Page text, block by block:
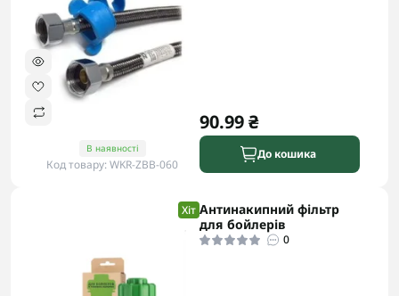
В наявності
Код товару: WKR-ZBB-060
90.99 ₴
До кошика
Хіт Антинакипний фільтр
для бойлерів
0